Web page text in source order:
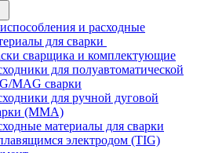
и расходные
для сварки
сварщика и комплектующие
для полуавтоматической
MAG сварки
для ручной дуговой
(MMA)
материалы для сварки
электродом (TIG)